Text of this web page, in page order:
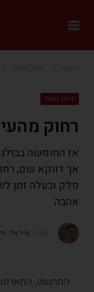
זווית נשית
רחוק
אז החופשה
אך דווקא שם,
פלק ובעלה זמן
אהבה
שיראל
התרגשנו,